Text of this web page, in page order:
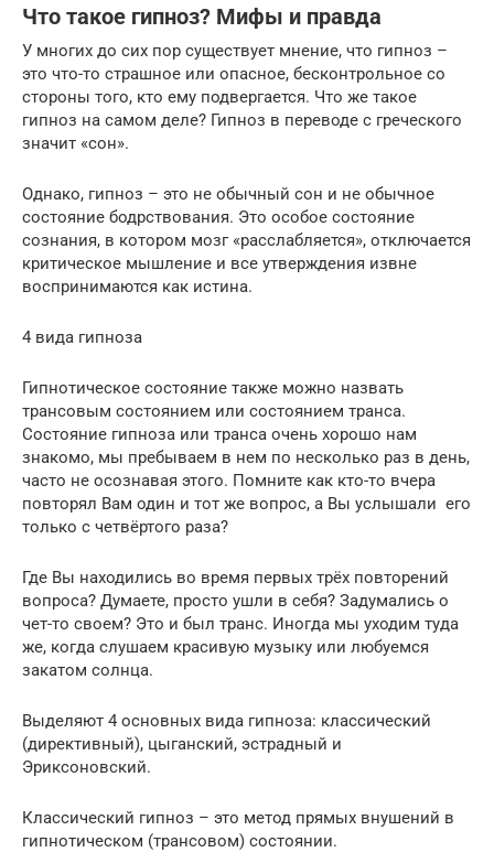
Что такое гипноз? Мифы и правда
У многих до сих пор существует мнение, что гипноз –
это что-то страшное или опасное, бесконтрольное со
стороны того, кто ему подвергается. Что же такое
гипноз на самом деле? Гипноз в переводе с греческого
значит «сон».
Однако, гипноз – это не обычный сон и не обычное
состояние бодрствования. Это особое состояние
сознания, в котором мозг «расслабляется», отключается
критическое мышление и все утверждения извне
воспринимаются как истина.
4 вида гипноза
Гипнотическое состояние также можно назвать
трансовым состоянием или состоянием транса.
Состояние гипноза или транса очень хорошо нам
знакомо, мы пребываем в нем по несколько раз в день,
часто не осознавая этого. Помните как кто-то вчера
повторял Вам один и тот же вопрос, а Вы услышали его
только с четвёртого раза?
Где Вы находились во время первых трёх повторений
вопроса? Думаете, просто ушли в себя? Задумались о
чет-то своем? Это и был транс. Иногда мы уходим туда
же, когда слушаем красивую музыку или любуемся
закатом солнца.
Выделяют 4 основных вида гипноза: классический
(директивный), цыганский, эстрадный и
Эриксоновский.
Классический гипноз – это метод прямых внушений в
гипнотическом (трансовом) состоянии.